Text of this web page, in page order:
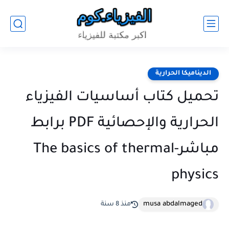
الديناميكا الحرارية
تحميل كتاب أساسيات الفيزياء
الحرارية والإحصائية PDF برابط
مباشر-The basics of thermal
physics
musa abdalmaged منذ 8 سنة